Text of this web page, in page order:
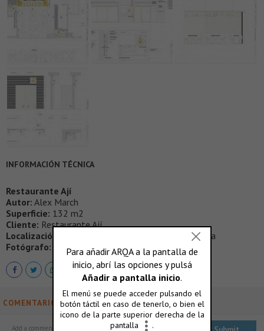
INFORMACIÓN TÉCNICA
Restaurante Ají
Autor: Alex March
Superficie: 132 m2
Cliente: Restaurante Ají
Localización:
Marina, 19-21, Port Olimpic, Barcelona
Fotógrafo:
Eugeni Pons
COMENTARIOS